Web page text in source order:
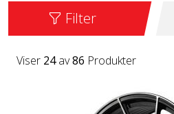
Filter
Viser 24av86 Produkter